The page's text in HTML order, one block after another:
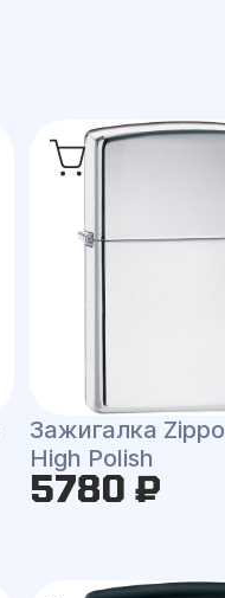
Зажигалка
High Polish
5780 ₽